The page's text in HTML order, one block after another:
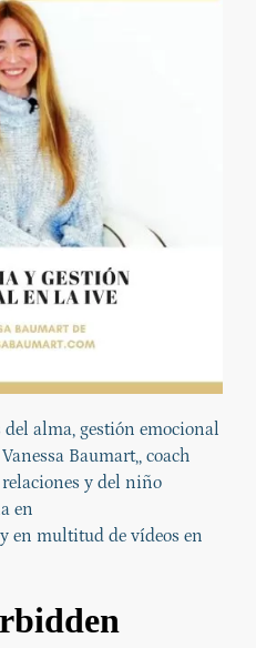
alma, gestión emocional
Baumart,, coach
y del niño
en
en multitud de vídeos en